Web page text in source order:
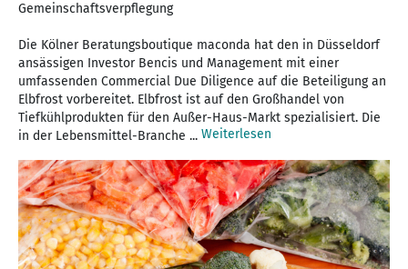
Gemeinschaftsverpflegung
Die Kölner Beratungsboutique maconda hat den in Düsseldorf
ansässigen Investor Bencis und Management mit einer
umfassenden Commercial Due Diligence auf die Beteiligung an
Elbfrost vorbereitet. Elbfrost ist auf den Großhandel von
Tiefkühlprodukten für den Außer-Haus-Markt spezialisiert. Die
in der Lebensmittel-Branche ... Weiterlesen